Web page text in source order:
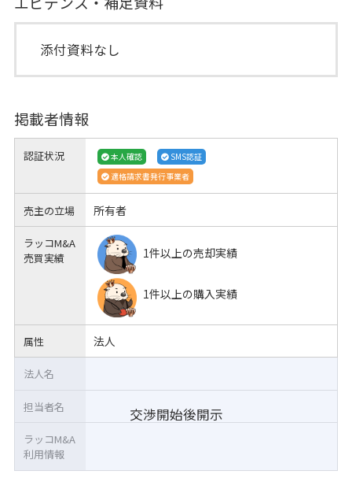
添付資料なし
掲載者情報
認証状況 本人確認
SMS認証
適格請求書発行事業者
売主の立場 所有者
ラッコM&A
売買実績
1件以上の売却実績
1件以上の購入実績
属性 法人
交渉開始後開示
法人名
担当者名
ラッコM&A
利用情報